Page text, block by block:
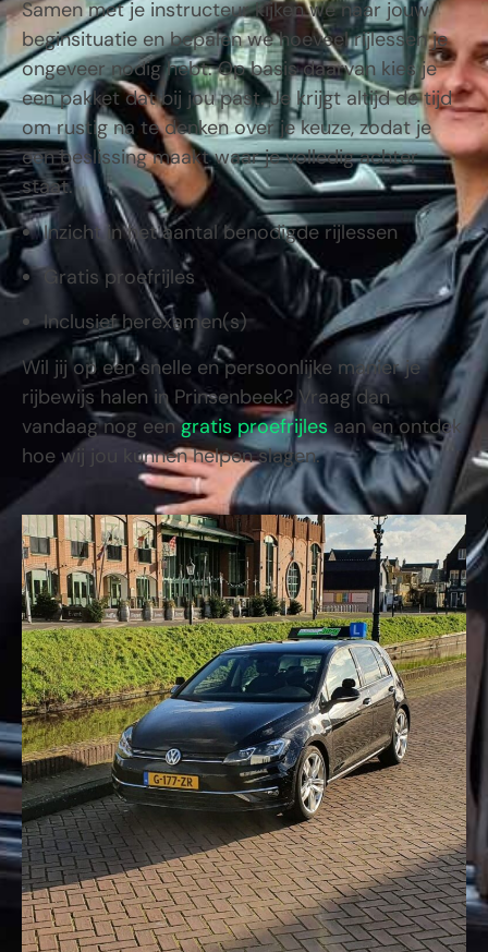
Samen met je instructeur kijken we naar jouw
beginsituatie en bepalen we hoeveel rijlessen je
ongeveer nodig hebt. Op basis daarvan kies je
een pakket dat bij jou past. Je krijgt altijd de tijd
om rustig na te denken over je keuze, zodat je
een beslissing maakt waar je volledig achter
staat.
Inzicht in het aantal benodigde rijlessen
Gratis proefrijles
Inclusief herexamen(s)
Wil jij op een snelle en persoonlijke manier je
rijbewijs halen in Prinsenbeek? Vraag dan
vandaag nog eengratis proefrijlesaan en ontdek
hoe wij jou kunnen helpen slagen.